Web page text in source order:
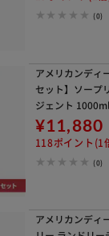
(0)
アメリカンデ
セット】ソープ
ジェント
¥11,880
118ポイント(1
(0)
アメリカンデ